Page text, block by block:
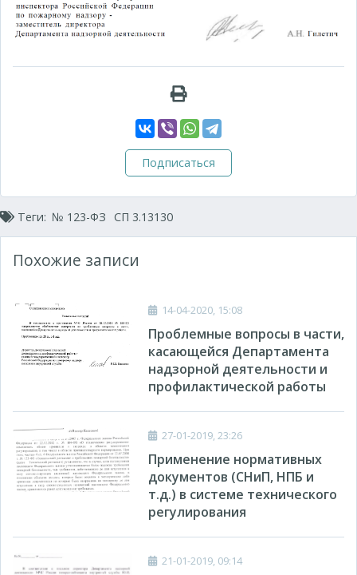
Подписаться
Теги: № 123-ФЗ СП 3.13130
Похожие записи
14-04-2020, 15:08
Проблемные вопросы в части,
касающейся Департамента
надзорной деятельности и
профилактической работы
27-01-2019, 23:26
Применение нормативных
документов (СНиП, НПБ и
т.д.) в системе технического
регулирования
21-01-2019, 09:14